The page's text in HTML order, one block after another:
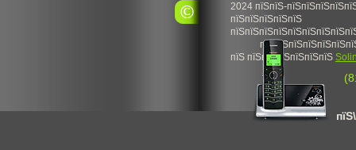
2024 пїЅпїЅ-
пїЅпїЅпїЅпїЅпїЅ
пїЅ пїЅпїЅпїЅпїЅпїЅпїЅ